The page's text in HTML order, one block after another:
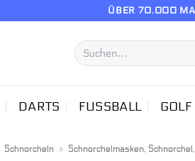
ÜBER 70.000
Suchen
nach:
DARTS FUSSBALL GOLF
Schnorcheln » Schnorchelmasken,